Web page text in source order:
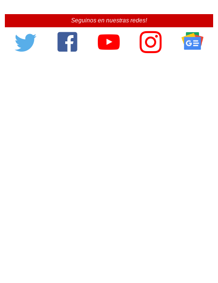
Seguinos en nuestras redes!